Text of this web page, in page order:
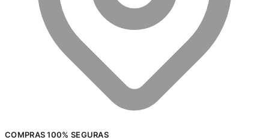
COMPRAS 100% SEGURAS